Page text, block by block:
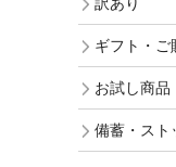
ギフト・ご
お試し商品
備蓄・スト